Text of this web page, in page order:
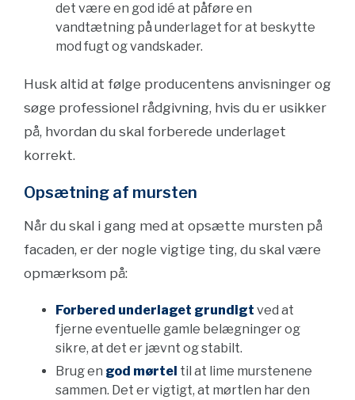
det være en god idé at påføre en
vandtætning på underlaget for at beskytte
mod fugt og vandskader.
Husk altid at følge producentens anvisninger og
søge professionel rådgivning, hvis du er usikker
på, hvordan du skal forberede underlaget
korrekt.
Opsætning af mursten
Når du skal i gang med at opsætte mursten på
facaden, er der nogle vigtige ting, du skal være
opmærksom på:
Forbered underlaget grundigt ved at
fjerne eventuelle gamle belægninger og
sikre, at det er jævnt og stabilt.
Brug en god mørtel til at lime murstenene
sammen. Det er vigtigt, at mørtlen har den